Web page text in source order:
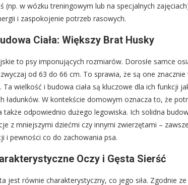
(np. w wózku treningowym lub na specjalnych
i zaspokojenie potrzeb rasowych.
Ciała: Większy Brat Husky
to psy imponujących rozmiarów. Dorosłe samce
od 63 do 66 cm. To sprawia, że są one
. Ta wielkość i budowa ciała są kluczowe dla ich funkcji
ładunków. W kontekście domowym oznacza to, że
także odpowiednio dużego legowiska. Ich solidna
z mniejszymi dziećmi czy innymi zwierzętami –
i pewności co do zachowania psa.
Oczy i Gęsta Sierść
jest równie charakterystyczny, co jego siła. Zgodnie